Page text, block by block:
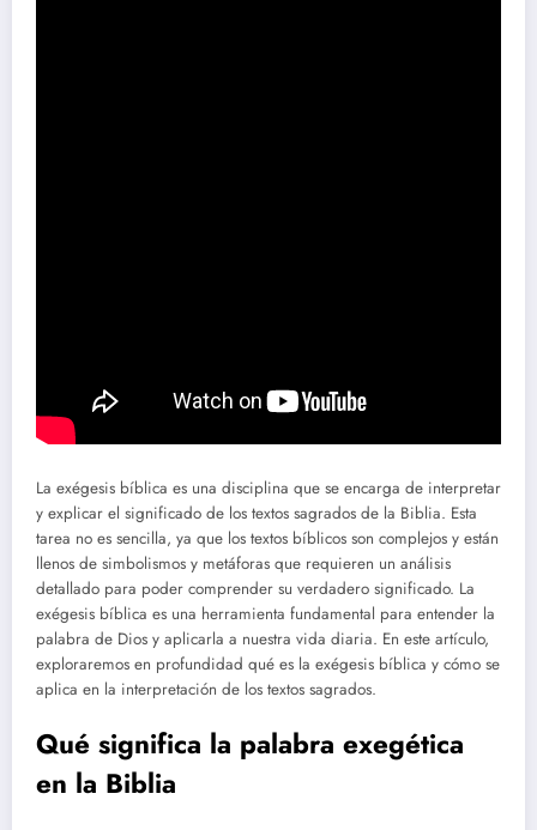
La exégesis bíblica es una disciplina que se encarga de interpretar
y explicar el significado de los textos sagrados de la Biblia. Esta
tarea no es sencilla, ya que los textos bíblicos son complejos y están
llenos de simbolismos y metáforas que requieren un análisis
detallado para poder comprender su verdadero significado. La
exégesis bíblica es una herramienta fundamental para entender la
palabra de Dios y aplicarla a nuestra vida diaria. En este artículo,
exploraremos en profundidad qué es la exégesis bíblica y cómo se
aplica en la interpretación de los textos sagrados.
Qué significa la palabra exegética
en la Biblia